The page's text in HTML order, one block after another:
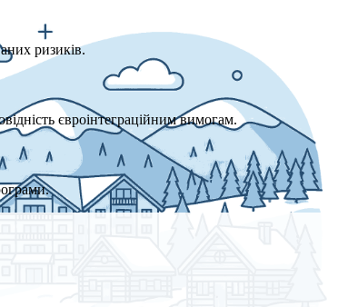
ризиків.
євроінтеграційним вимогам.